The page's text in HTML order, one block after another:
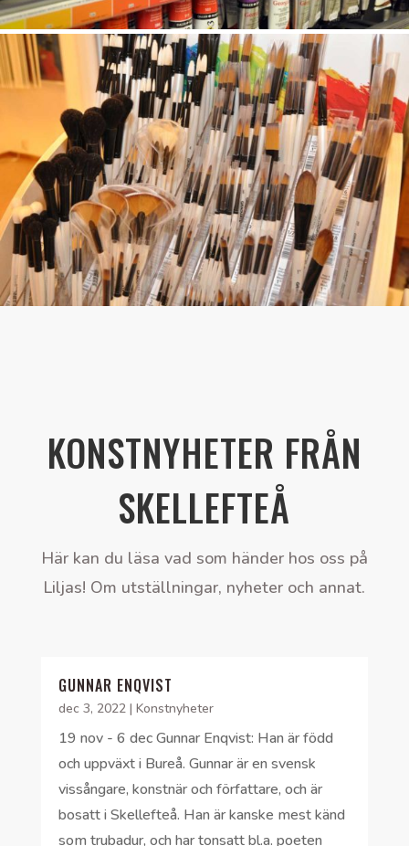
KONSTNYHETER FRÅN
SKELLEFTEÅ
Här kan du läsa vad som händer hos oss på
Liljas! Om utställningar, nyheter och annat.
GUNNAR ENQVIST
dec 3, 2022| Konstnyheter
19 nov - 6 dec Gunnar Enqvist: Han är född
och uppväxt i Bureå. Gunnar är en svensk
vissångare, konstnär och författare, och är
bosatt i Skellefteå. Han är kanske mest känd
som trubadur, och har tonsatt bl.a. poeten